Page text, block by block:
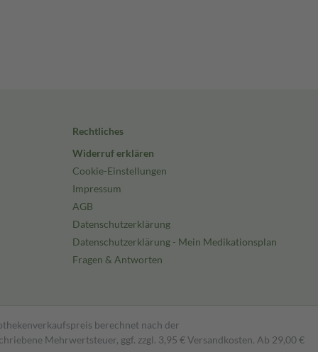
Rechtliches
Widerruf erklären
Cookie-Einstellungen
Impressum
AGB
Datenschutzerklärung
Datenschutzerklärung - Mein Medikationsplan
Fragen & Antworten
berechnet nach der
Mehrwertsteuer, ggf. zzgl. 3,95 € Versandkosten. Ab 29,00 €